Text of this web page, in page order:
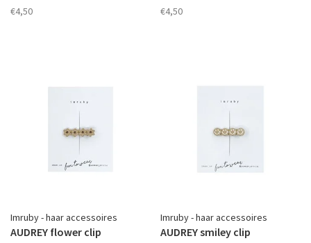
€4,50 €4,50
Imruby - haar accessoires
AUDREY flower clip
Imruby - haar accessoires
AUDREY smiley clip